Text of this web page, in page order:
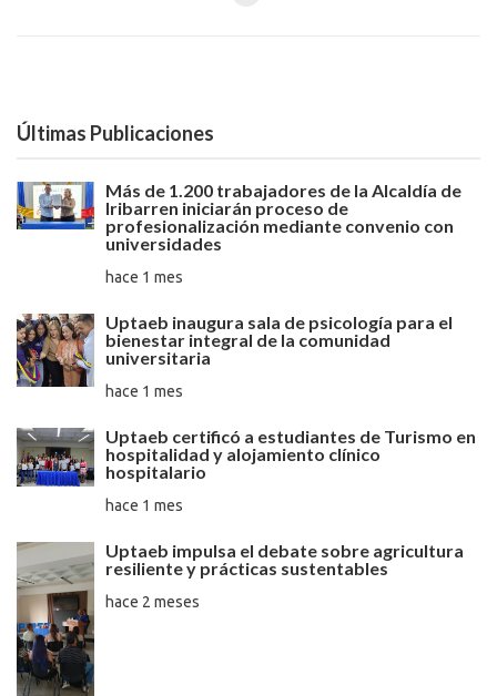
Últimas Publicaciones
Más de 1.200 trabajadores de la Alcaldía de
Iribarren iniciarán proceso de
profesionalización mediante convenio con
universidades
hace 1 mes
Uptaeb inaugura sala de psicología para el
bienestar integral de la comunidad
universitaria
hace 1 mes
Uptaeb certificó a estudiantes de Turismo en
hospitalidad y alojamiento clínico
hospitalario
hace 1 mes
Uptaeb impulsa el debate sobre agricultura
resiliente y prácticas sustentables
hace 2 meses